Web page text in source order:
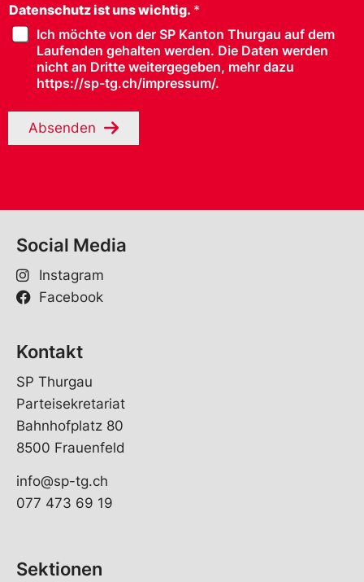
Datenschutz ist uns wichtig. *
Ich möchte von der SP Kanton Thurgau auf dem
Laufenden gehalten werden. Die Daten werden
nicht an Dritte weitergegeben, mehr dazu
https://sp-tg.ch/impressum/.
Absenden
Social Media
Instagram
Facebook
Kontakt
SP Thurgau
Parteisekretariat
Bahnhofplatz 80
8500 Frauenfeld
info@sp-tg.ch
077 473 69 19
Sektionen